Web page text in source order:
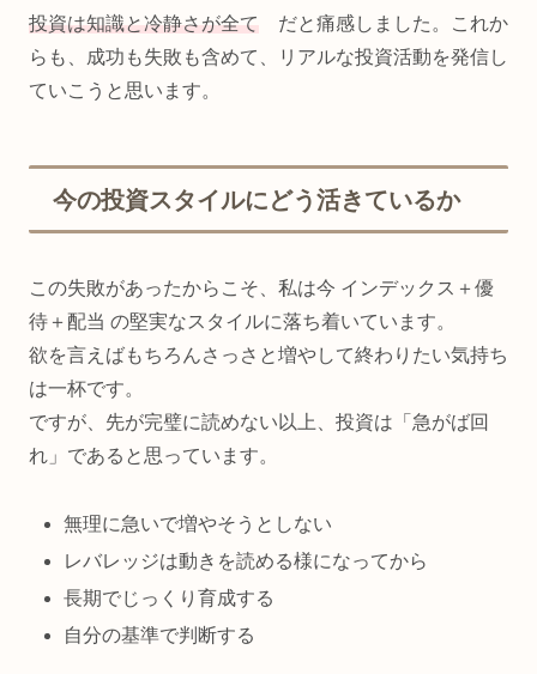
投資は知識と冷静さが全て だと痛感しました。これか
らも、成功も失敗も含めて、リアルな投資活動を発信し
ていこうと思います。
今の投資スタイルにどう活きているか
この失敗があったからこそ、私は今 インデックス＋優
待＋配当 の堅実なスタイルに落ち着いています。
欲を言えばもちろんさっさと増やして終わりたい気持ち
は一杯です。
ですが、先が完璧に読めない以上、投資は「急がば回
れ」であると思っています。
無理に急いで増やそうとしない
レバレッジは動きを読める様になってから
長期でじっくり育成する
自分の基準で判断する